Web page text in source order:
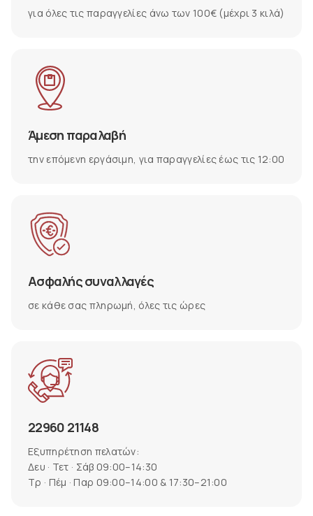
για όλες τις παραγγελίες άνω των 100€ (μέχρι 3 κιλά)
Άμεση παραλαβή
την επόμενη εργάσιμη, για παραγγελίες έως τις 12:00
Ασφαλής συναλλαγές
σε κάθε σας πληρωμή, όλες τις ώρες
22960 21148
Εξυπηρέτηση πελατών:
Δευ · Τετ · Σάβ 09:00–14:30
Τρ · Πέμ · Παρ 09:00–14:00 & 17:30–21:00